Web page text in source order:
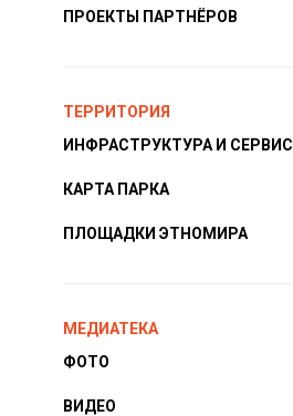
ПРОЕКТЫ ПАРТНЁРОВ
ТЕРРИТОРИЯ
ИНФРАСТРУКТУРА И СЕРВИС
КАРТА ПАРКА
ПЛОЩАДКИ ЭТНОМИРА
МЕДИАТЕКА
ФОТО
ВИДЕО